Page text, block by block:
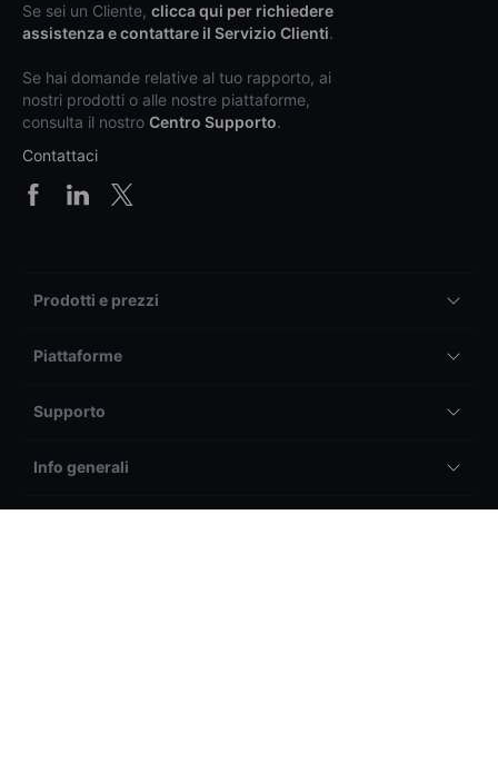
Se sei un Cliente, clicca qui per richiedere
assistenza e contattare il Servizio Clienti.
Se hai domande relative al tuo rapporto, ai
nostri prodotti o alle nostre piattaforme,
consulta il nostro Centro Supporto.
Contattaci
Prodotti e prezzi
Piattaforme
Supporto
Info generali